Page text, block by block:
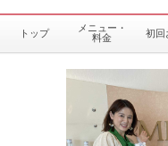
トップ
メニュー・
料金
初回